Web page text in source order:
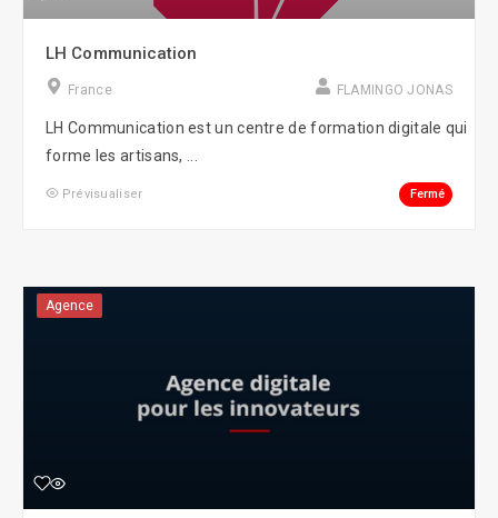
LH Communication
France FLAMINGO JONAS
LH Communication est un centre de formation digitale qui
forme les artisans, ...
Prévisualiser Fermé
Agence